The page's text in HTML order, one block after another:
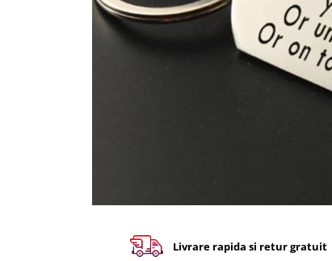
Livrare rapida si retur gratuit